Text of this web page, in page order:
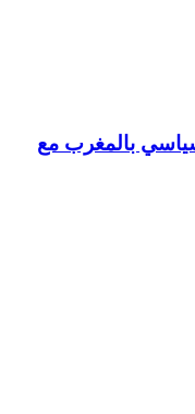
بالمغرب مع